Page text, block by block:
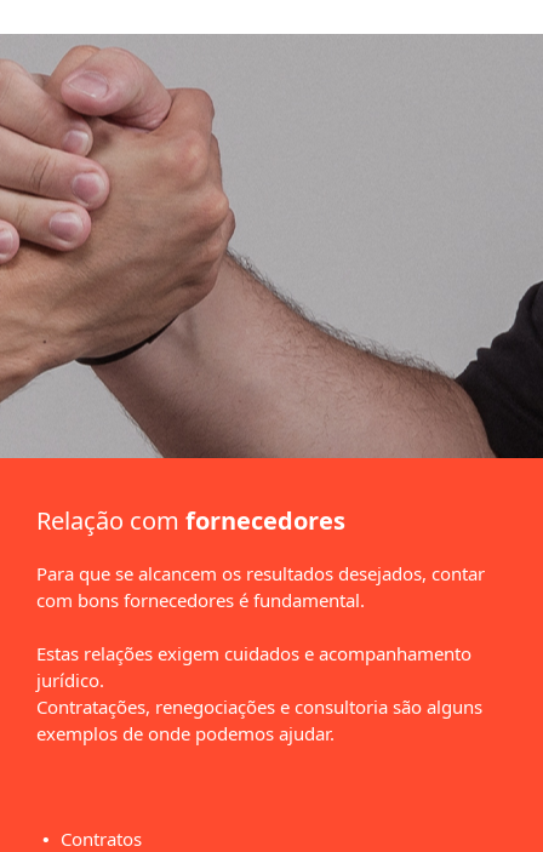
Relação com fornecedores
Para que se alcancem os resultados desejados, contar
com bons fornecedores é fundamental.
Estas relações exigem cuidados e acompanhamento
jurídico.
Contratações, renegociações e consultoria são alguns
exemplos de onde podemos ajudar.
Contratos